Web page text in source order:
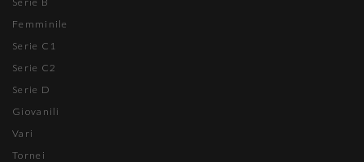
Femminile
Serie C1
Serie C2
Serie D
Giovanili
Vari
Tornei